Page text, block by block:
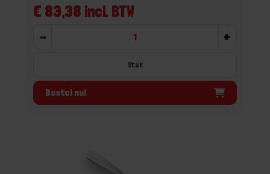
€ 83,38 incl. BTW
- +
Stuk
Bestel nu!